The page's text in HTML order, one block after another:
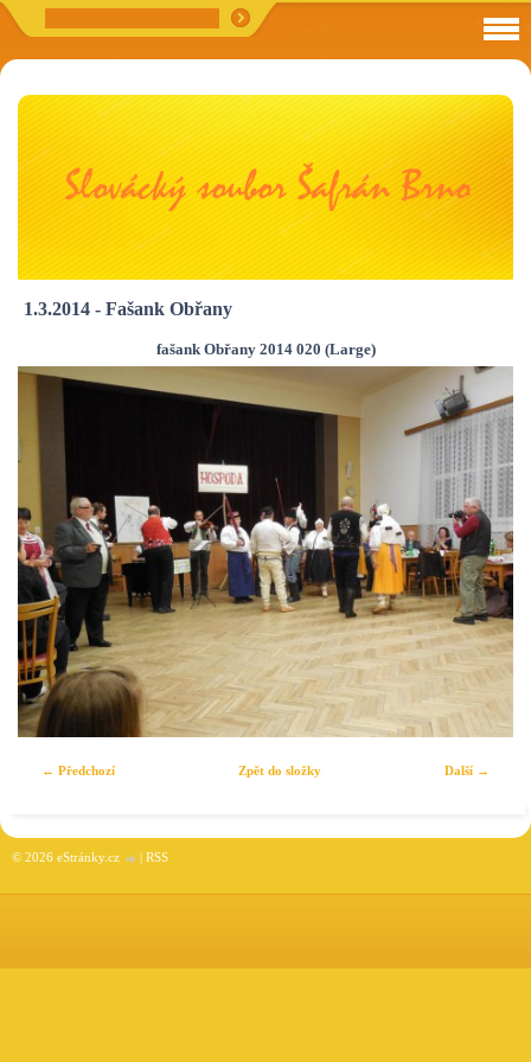
1.3.2014 - Fašank Obřany
fašank Obřany 2014 020 (Large)
← Předchozí Další →
Zpět do složky
© 2026 eStránky.cz RSS